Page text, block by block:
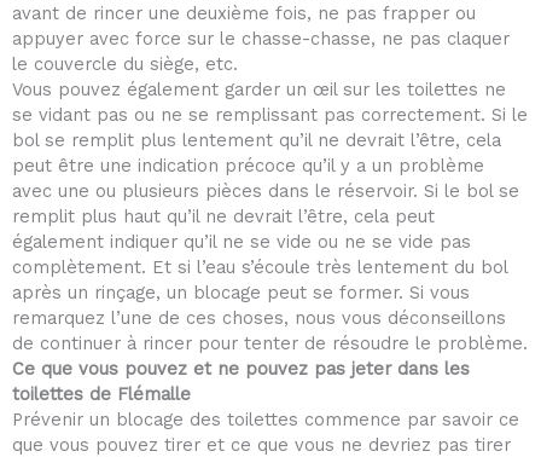
avant de rincer une deuxième fois, ne pas frapper ou
appuyer avec force sur le chasse-chasse, ne pas claquer
le couvercle du siège, etc.
Vous pouvez également garder un œil sur les toilettes ne
se vidant pas ou ne se remplissant pas correctement. Si le
bol se remplit plus lentement qu’il ne devrait l’être, cela
peut être une indication précoce qu’il y a un problème
avec une ou plusieurs pièces dans le réservoir. Si le bol se
remplit plus haut qu’il ne devrait l’être, cela peut
également indiquer qu’il ne se vide ou ne se vide pas
complètement. Et si l’eau s’écoule très lentement du bol
après un rinçage, un blocage peut se former. Si vous
remarquez l’une de ces choses, nous vous déconseillons
de continuer à rincer pour tenter de résoudre le problème.
Ce que vous pouvez et ne pouvez pas jeter dans les
toilettes de Flémalle
Prévenir un blocage des toilettes commence par savoir ce
que vous pouvez tirer et ce que vous ne devriez pas tirer